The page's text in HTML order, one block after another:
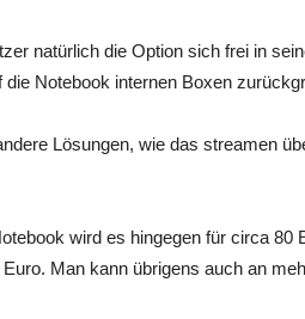
natürlich die Option sich frei in
die Notebook internen Boxen
Lösungen, wie das streamen
wird es hingegen für circa
Man kann übrigens auch an